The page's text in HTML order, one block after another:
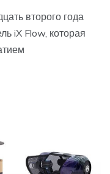
второго года
iX Flow, которая